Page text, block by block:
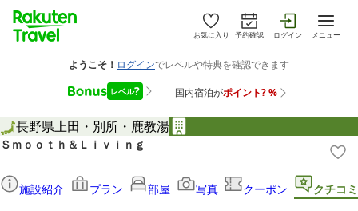
お気に入り 予約確認 ログイン メニュー
長野県上田・別所・鹿教湯
Ｓｍｏｏｔｈ＆Ｌｉｖｉｎｇ
施設紹介 プラン 部屋 写真 クーポン クチコミ